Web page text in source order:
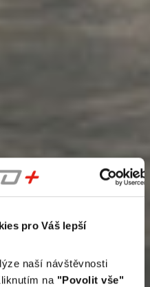
pro Váš lepší
naší návštěvnosti
na "Povolit vše"